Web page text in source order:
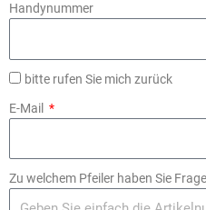
Handynummer
bitte rufen Sie mich zurück
E-Mail
Zu welchem Pfeiler haben Sie